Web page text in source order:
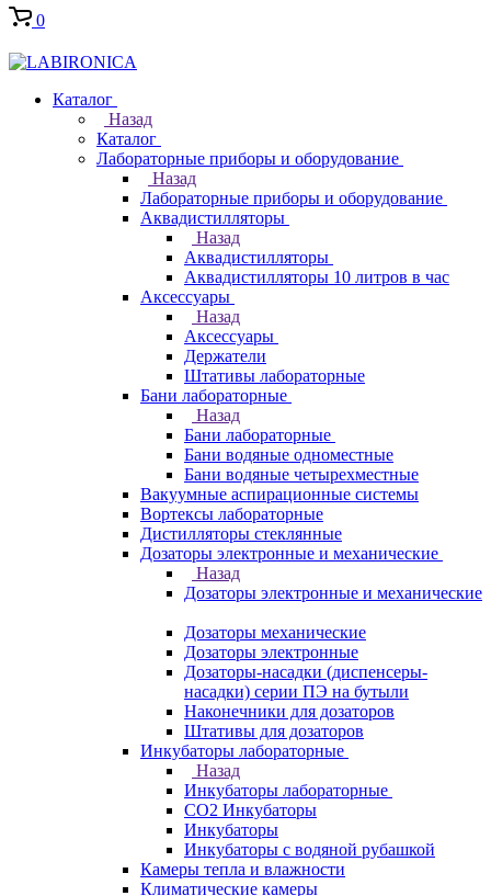
0
Каталог
Назад
Каталог
Лабораторные приборы и оборудование
Назад
Лабораторные приборы и оборудование
Аквадистилляторы
Назад
Аквадистилляторы
Аквадистилляторы 10 литров в час
Аксессуары
Назад
Аксессуары
Держатели
Штативы лабораторные
Бани лабораторные
Назад
Бани лабораторные
Бани водяные одноместные
Бани водяные четырехместные
Вакуумные аспирационные системы
Вортексы лабораторные
Дистилляторы стеклянные
Дозаторы электронные и механические
Назад
Дозаторы электронные и механические
Дозаторы механические
Дозаторы электронные
Дозаторы-насадки (диспенсеры-
насадки) серии ПЭ на бутыли
Наконечники для дозаторов
Штативы для дозаторов
Инкубаторы лабораторные
Назад
Инкубаторы лабораторные
CO2 Инкубаторы
Инкубаторы
Инкубаторы с водяной рубашкой
Камеры тепла и влажности
Климатические камеры